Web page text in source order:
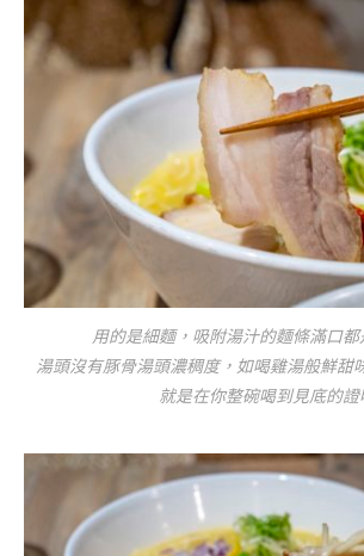
用的是細麵，吸附湯汁的麵條滿口
湯頭沒有豚骨湯頭濃稠度，如喝雞湯般鮮甜
就是在你整碗喝到見底的證